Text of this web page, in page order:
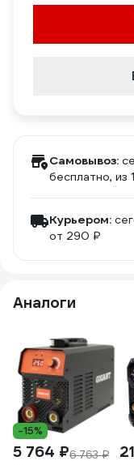
Самовывоз:
бесплатно, из
Курьером:
от 290 ₽
Аналоги
-15%
5 764 ₽6 763 ₽